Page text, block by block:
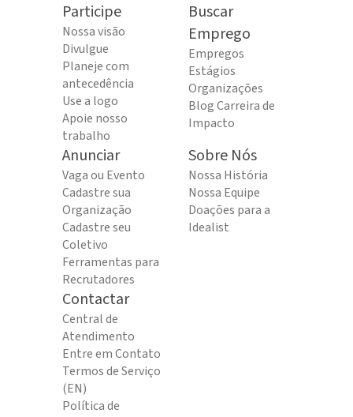
Participe
Nossa visão
Divulgue
Planeje com
antecedência
Use a logo
Apoie nosso
trabalho
Buscar
Emprego
Empregos
Estágios
Organizações
Blog Carreira de
Impacto
Anunciar
Vaga ou Evento
Cadastre sua
Organização
Cadastre seu
Coletivo
Ferramentas para
Recrutadores
Sobre Nós
Nossa História
Nossa Equipe
Doações para a
Idealist
Contactar
Central de
Atendimento
Entre em Contato
Termos de Serviço
(EN)
Política de